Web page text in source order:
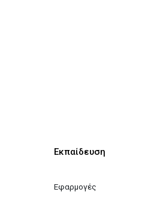
Εκπαίδευση
Εφαρμογές